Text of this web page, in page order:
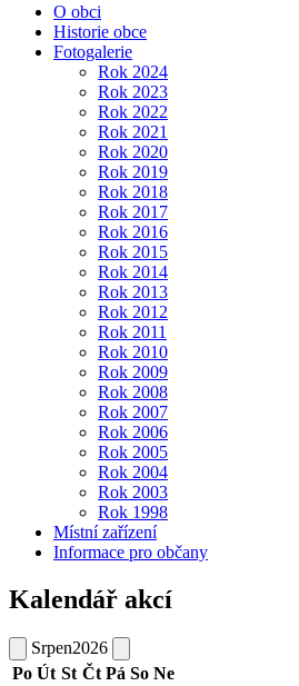
O obci
Historie obce
Fotogalerie
Rok 2024
Rok 2023
Rok 2022
Rok 2021
Rok 2020
Rok 2019
Rok 2018
Rok 2017
Rok 2016
Rok 2015
Rok 2014
Rok 2013
Rok 2012
Rok 2011
Rok 2010
Rok 2009
Rok 2008
Rok 2007
Rok 2006
Rok 2005
Rok 2004
Rok 2003
Rok 1998
Místní zařízení
Informace pro občany
Kalendář akcí
Srpen2026
Po Út St Čt Pá So Ne